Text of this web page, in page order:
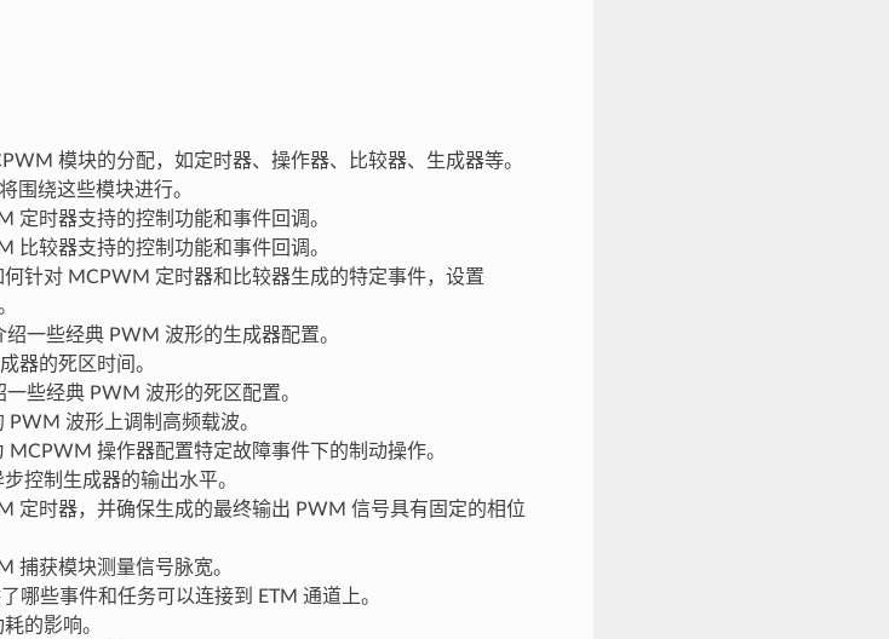
模块的分配，如定时器、操作器、比较器、生成器等。
围绕这些模块进行。
定时器支持的控制功能和事件回调。
比较器支持的控制功能和事件回调。
针对 MCPWM 定时器和比较器生成的特定事件，设置
绍一些经典 PWM 波形的生成器配置。
器的死区时间。
一些经典 PWM 波形的死区配置。
波形上调制高频载波。
MCPWM 操作器配置特定故障事件下的制动操作。
控制生成器的输出水平。
定时器，并确保生成的最终输出 PWM 信号具有固定的相位
捕获模块测量信号脉宽。
哪些事件和任务可以连接到 ETM 通道上。
的影响。